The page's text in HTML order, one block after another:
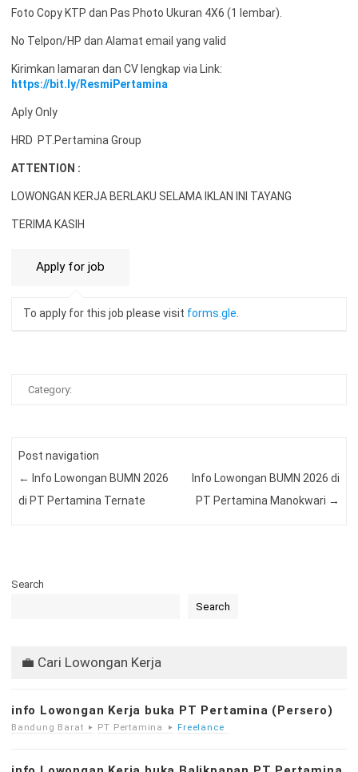
Foto Copy KTP dan Pas Photo Ukuran 4X6 (1 lembar).
No Telpon/HP dan Alamat email yang valid
Kirimkan lamaran dan CV lengkap via Link:
https://bit.ly/ResmiPertamina
Aply Only
HRD PT.Pertamina Group
ATTENTION :
LOWONGAN KERJA BERLAKU SELAMA IKLAN INI TAYANG
TERIMA KASIH
To apply for this job please visit forms.gle.
Category:
Post navigation
← Info Lowongan BUMN 2026
di PT Pertamina Ternate
Info Lowongan BUMN 2026 di
PT Pertamina Manokwari →
Search
Search
💼 Cari Lowongan Kerja
info Lowongan Kerja buka PT Pertamina (Persero)
Bandung Barat PT Pertamina Freelance